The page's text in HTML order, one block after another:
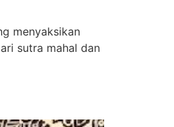
menyaksikan
sutra mahal dan